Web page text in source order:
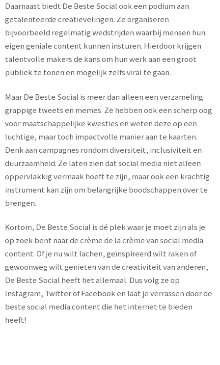
Daarnaast biedt De Beste Social ook een podium aan
getalenteerde creatievelingen. Ze organiseren
bijvoorbeeld regelmatig wedstrijden waarbij mensen hun
eigen geniale content kunnen insturen. Hierdoor krijgen
talentvolle makers de kans om hun werk aan een groot
publiek te tonen en mogelijk zelfs viral te gaan.
Maar De Beste Social is meer dan alleen een verzameling
grappige tweets en memes. Ze hebben ook een scherp oog
voor maatschappelijke kwesties en weten deze op een
luchtige, maar toch impactvolle manier aan te kaarten.
Denk aan campagnes rondom diversiteit, inclusiviteit en
duurzaamheid. Ze laten zien dat social media niet alleen
oppervlakkig vermaak hoeft te zijn, maar ook een krachtig
instrument kan zijn om belangrijke boodschappen over te
brengen.
Kortom, De Beste Social is dé plek waar je moet zijn als je
op zoek bent naar de crème de la crème van social media
content. Of je nu wilt lachen, geïnspireerd wilt raken of
gewoonweg wilt genieten van de creativiteit van anderen,
De Beste Social heeft het allemaal. Dus volg ze op
Instagram, Twitter of Facebook en laat je verrassen door de
beste social media content die het internet te bieden
heeft!